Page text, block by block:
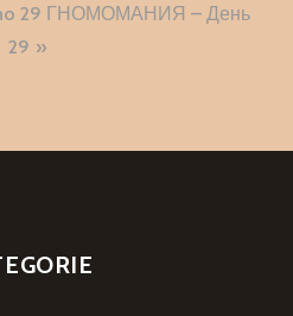
29 ГНОМОМАНИЯ – День
29